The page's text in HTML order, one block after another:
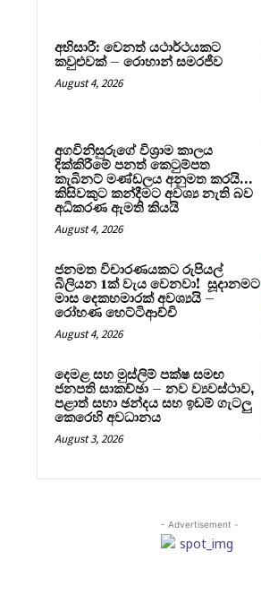
අභිසාරී: වෙනත් යථාර්ථයකට
කවුළුවක් – රොහාන් සමරජීව
August 4, 2026
අගවිනිසුරුගේ විශ්‍රාම කාලය
දික්කිරීමේ පනත් කෙටුම්පත
කැබිනට් මණ්ඩලය අනුමත කරයි…
කිසිවකුට කන්දීමට අවශ්‍ය නැති බව
අධිකරණ ඇමති කියයි
August 4, 2026
ජනමත විචාරණයකට රුපියල්
බිලියන 1ක් වැය වෙනවා! සූදානමට
මාස දෙකහමාරක් අවශ්‍යයි –
රෝහණ හෙට්ටිආච්චි
August 4, 2026
දෙමළ සහ මුස්ලිම් පක්ෂ සමඟ
ජනපති සාකච්ඡා – නව ව්‍යවස්ථාව,
පළාත් සභා ඡන්දය සහ ඉඩම් ගැටලු
කෙරෙහි අවධානය
August 3, 2026
- Advertisement -